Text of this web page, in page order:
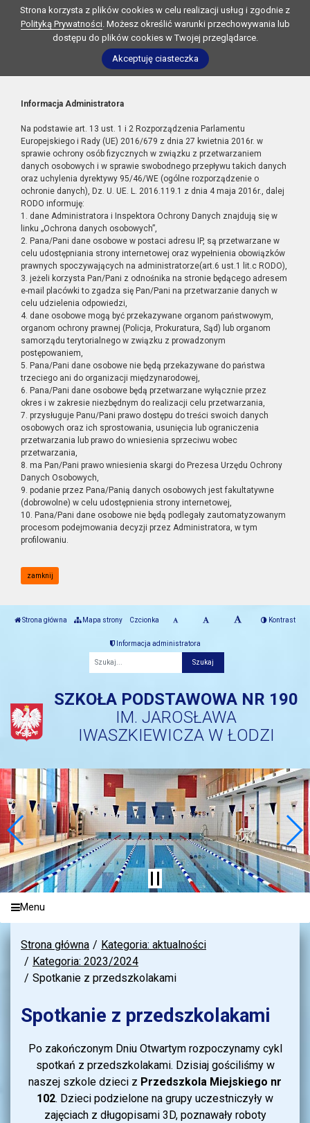
Strona korzysta z plików cookies w celu realizacji usług i zgodnie z
Polityką Prywatności. Możesz określić warunki przechowywania lub
dostępu do plików cookies w Twojej przeglądarce.
Akceptuję ciasteczka
Informacja Administratora
Na podstawie art. 13 ust. 1 i 2 Rozporządzenia Parlamentu
Europejskiego i Rady (UE) 2016/679 z dnia 27 kwietnia 2016r. w
sprawie ochrony osób fizycznych w związku z przetwarzaniem
danych osobowych i w sprawie swobodnego przepływu takich danych
oraz uchylenia dyrektywy 95/46/WE (ogólne rozporządzenie o
ochronie danych), Dz. U. UE. L. 2016.119.1 z dnia 4 maja 2016r., dalej
RODO informuję:
1. dane Administratora i Inspektora Ochrony Danych znajdują się w
linku „Ochrona danych osobowych”,
2. Pana/Pani dane osobowe w postaci adresu IP, są przetwarzane w
celu udostępniania strony internetowej oraz wypełnienia obowiązków
prawnych spoczywających na administratorze(art.6 ust.1 lit.c RODO),
3. jeżeli korzysta Pan/Pani z odnośnika na stronie będącego adresem
e-mail placówki to zgadza się Pan/Pani na przetwarzanie danych w
celu udzielenia odpowiedzi,
4. dane osobowe mogą być przekazywane organom państwowym,
organom ochrony prawnej (Policja, Prokuratura, Sąd) lub organom
samorządu terytorialnego w związku z prowadzonym
postępowaniem,
5. Pana/Pani dane osobowe nie będą przekazywane do państwa
trzeciego ani do organizacji międzynarodowej,
6. Pana/Pani dane osobowe będą przetwarzane wyłącznie przez
okres i w zakresie niezbędnym do realizacji celu przetwarzania,
7. przysługuje Panu/Pani prawo dostępu do treści swoich danych
osobowych oraz ich sprostowania, usunięcia lub ograniczenia
przetwarzania lub prawo do wniesienia sprzeciwu wobec
przetwarzania,
8. ma Pan/Pani prawo wniesienia skargi do Prezesa Urzędu Ochrony
Danych Osobowych,
9. podanie przez Pana/Panią danych osobowych jest fakultatywne
(dobrowolne) w celu udostępnienia strony internetowej,
10. Pana/Pani dane osobowe nie będą podlegały zautomatyzowanym
procesom podejmowania decyzji przez Administratora, w tym
profilowaniu.
zamknij
Strona główna Mapa strony Czcionka Kontrast
Informacja administratora
SZKOŁA PODSTAWOWA NR 190
IM. JAROSŁAWA
IWASZKIEWICZA W ŁODZI
Menu
Strona główna
Kategoria: aktualności
Kategoria: 2023/2024
Spotkanie z przedszkolakami
Spotkanie z przedszkolakami
Po zakończonym Dniu Otwartym rozpoczynamy cykl
spotkań z przedszkolakami. Dzisiaj gościliśmy w
naszej szkole dzieci z Przedszkola Miejskiego nr
102. Dzieci podzielone na grupy uczestniczyły w
zajęciach z długopisami 3D, poznawały roboty